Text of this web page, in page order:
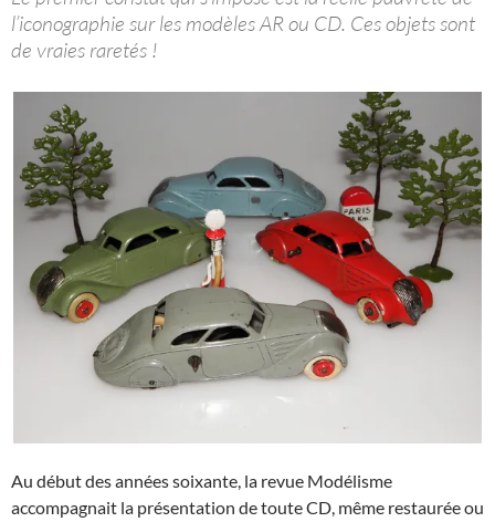
l’iconographie sur les modèles AR ou CD. Ces objets sont
de vraies raretés !
Au début des années soixante, la revue Modélisme
accompagnait la présentation de toute CD, même restaurée ou